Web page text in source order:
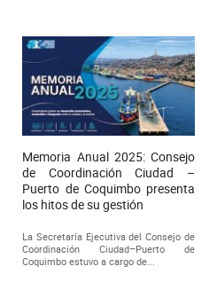
Memoria Anual 2025: Consejo
de Coordinación Ciudad –
Puerto de Coquimbo presenta
los hitos de su gestión
La Secretaría Ejecutiva del Consejo de
Coordinación Ciudad–Puerto de
Coquimbo estuvo a cargo de...